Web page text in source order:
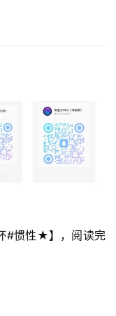
#惯性★】，阅读完